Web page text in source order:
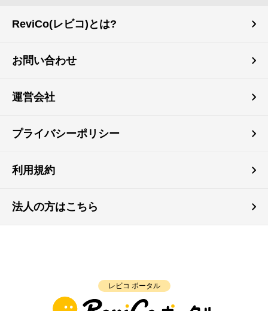
ReviCo(レビコ)とは?
お問い合わせ
運営会社
プライバシーポリシー
利用規約
法人の方はこちら
レビコ ポータル